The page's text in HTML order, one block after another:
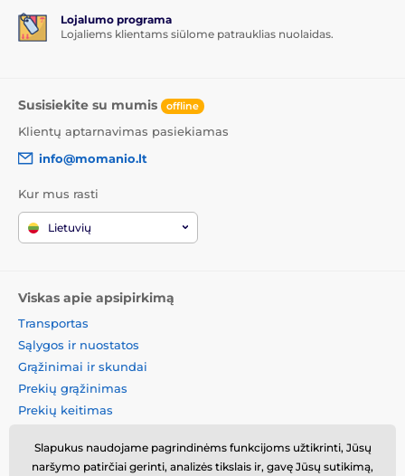
Lojalumo programa
Lojaliems klientams siūlome patrauklias nuolaidas.
Susisiekite su mumis offline
Klientų aptarnavimas pasiekiamas
info@momanio.lt
Kur mus rasti
Lietuvių
Viskas apie apsipirkimą
Transportas
Sąlygos ir nuostatos
Grąžinimai ir skundai
Prekių grąžinimas
Prekių keitimas
Kontaktinė informacija
Slapukus naudojame pagrindinėms funkcijoms užtikrinti, Jūsų
naršymo patirčiai gerinti, analizės tikslais ir, gavę Jūsų sutikimą,